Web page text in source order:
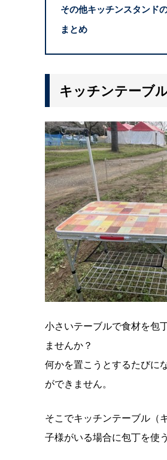
その他キッチンスタンド
まとめ
キッチンテーブ
小さいテーブルで食材を包
ませんか？
何かを置こうとするたびに
ができません。
そこでキッチンテーブル（
子様がいる場合に包丁を使